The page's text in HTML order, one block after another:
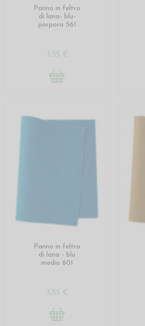
Panno in feltro
di lana- blu-
porpora 561
3,55 €
Panno in feltro
di lana - blu
medio 601
3,55 €